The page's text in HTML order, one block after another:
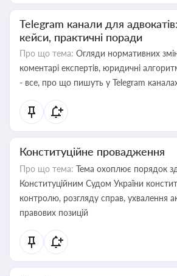
Telegram канали для
кейси, практичні поради
Про що тема: Огляди нормативних
коментарі експертів, юридичні
- все, про що пишуть у Telegram
Конституційне провадження
Про що тема: Тема охоплює порядок
Конституційним Судом України
контролю, розгляду справ, ухвалення
правових позицій